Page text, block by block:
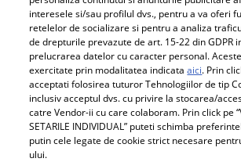
interesele si/sau profilul dvs., pentru a va oferi
retelelor de socializare si pentru a analiza
de drepturile prevazute de art. 15-22 din GDPR
prelucrarea datelor cu caracter personal.
exercitate prin modalitatea indicataaici. Prin
acceptati folosirea tuturor Tehnologiilor de tip
inclusiv acceptul dvs. cu privire la stocarea/
catre Vendor-ii cu care colaboram. Prin click pe
SETARILE INDIVIDUAL” puteti schimba
putin cele legate de cookie strict necesare
ului.